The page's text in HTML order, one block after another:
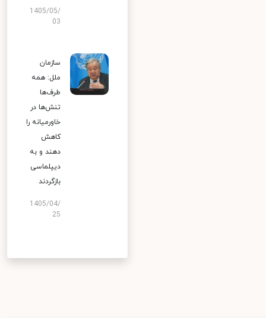
1405/05/
03
سازمان
ملل: همه
طرف‌ها
تنش‌ها در
خاورمیانه را
کاهش
دهند و به
دیپلماسی
بازگردند
1405/04/
25